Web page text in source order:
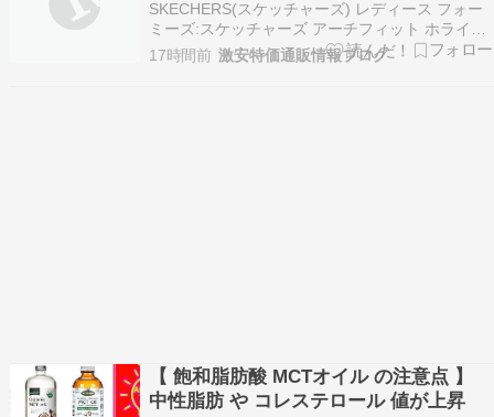
スケッチャーズ アーチフィット ホライ
ズン BBK 23.0cm 実質1502円！
SKECHERS(スケッチャーズ) レディース フォー
ミーズ:スケッチャーズ アーチフィット ホライズ
ン_111630 | 足専門医が認めた土踏まずサポート
洗濯機洗い可サンダルがAmazonにてお買い得！
17時間前 激安特価通販情報ブログ
【 飽和脂肪酸 MCTオイル の注意点 】
中性脂肪 や コレステロール 値が上昇